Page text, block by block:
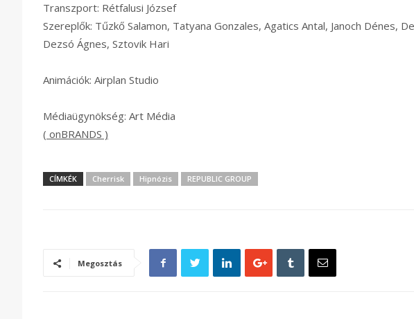
Transzport: Rétfalusi József
Szereplők: Tűzkő Salamon, Tatyana Gonzales, Agatics Antal, Janoch Dénes,
Dezsó Ágnes, Sztovik Hari
Animációk: Airplan Studio
Médiaügynökség: Art Média
( onBRANDS )
CÍMKÉK Cherrisk Hipnózis REPUBLIC GROUP
Megosztás